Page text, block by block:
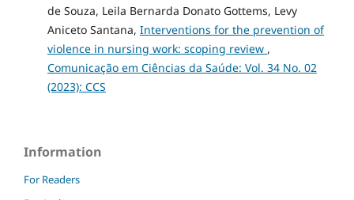
de Souza, Leila Bernarda Donato Gottems, Levy
Aniceto Santana, Interventions for the prevention of
violence in nursing work: scoping review ,
Comunicação em Ciências da Saúde: Vol. 34 No. 02
(2023): CCS
Information
For Readers